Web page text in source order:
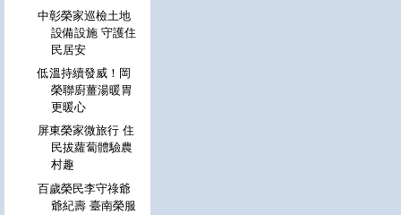
中彰榮家巡檢土地
設備設施 守護住
民居安
低溫持續發威！岡
榮聯廚薑湯暖胃
更暖心
屏東榮家微旅行 住
民拔蘿蔔體驗農
村趣
百歲榮民李守祿爺
爺紀壽 臺南榮服